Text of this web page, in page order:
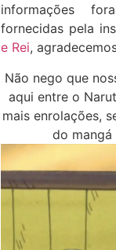
informações
fornecidas pela
e Rei,
Não nego que
aqui entre o
mais enrolações,
do mangá